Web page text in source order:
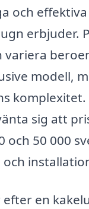
och
erbjuder.
variera
modell,
sig att
och 50 000
en